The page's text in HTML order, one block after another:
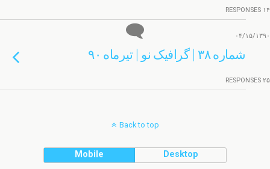
۱۴ RESPONSES
۰۴/۱۵/۱۳۹۰
شماره ۳۸ | گرافیک نو | تیرماه ۹۰
۲۵ RESPONSES
Back to top
Mobile Desktop